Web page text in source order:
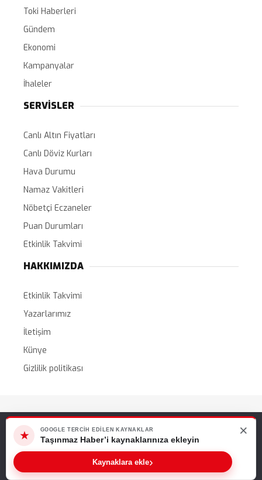
Toki Haberleri
Gündem
Ekonomi
Kampanyalar
İhaleler
SERVİSLER
Canlı Altın Fiyatları
Canlı Döviz Kurları
Hava Durumu
Namaz Vakitleri
Nöbetçi Eczaneler
Puan Durumları
Etkinlik Takvimi
HAKKIMIZDA
Etkinlik Takvimi
Yazarlarımız
İletişim
Künye
Gizlilik politikası
Tüm Hakları Saklıdır. |WordPress Haber Teması
Web sitemizde size en iyi deneyimi sunabilmemiz için çerezleri
kullanıyoruz. Bu siteyi kullanmaya devam ederseniz, bunu kabul
ettiğinizi varsayarız.
Tamam
★
GOOGLE TERCIH EDILEN KAYNAKLAR
Taşınmaz Haber’i kaynaklarınıza ekleyin
Kaynaklara ekle›
×